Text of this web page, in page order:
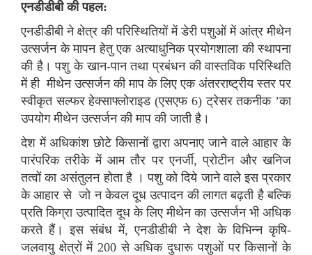
एनडीडीबी की पहल:
एनडीडीबी ने क्षेत्र की परिस्थितियों में डेरी पशुओं में आंत्र मीथेन
उत्सर्जन के मापन हेतु एक अत्याधुनिक प्रयोगशाला की स्थापना
की है। पशु के खान-पान तथा प्रबंधन की वास्तविक परिस्थिति
में ही मीथेन उत्सर्जन की माप के लिए एक अंतरराष्ट्रीय स्तर पर
स्वीकृत सल्फर हेक्साफ्लोराइड (एसएफ 6) ट्रेसर तकनीक ’का
उपयोग मीथेन उत्सर्जन की माप की जाती है।
देश में अधिकांश छोटे किसानों द्वारा अपनाए जाने वाले आहार के
पारंपरिक तरीके में आम तौर पर एनर्जी, प्रोटीन और खनिज
तत्वों का असंतुलन होता है । पशु को दिये जाने वाले इस प्रकार
के आहार से जो न केवल दूध उत्पादन की लागत बढ़ती है बल्कि
प्रति किग्रा उत्पादित दूध के लिए मीथेन का उत्सर्जन भी अधिक
करते हैं। इस संबंध में, एनडीडीबी ने देश के विभिन्न कृषि-
जलवायु क्षेत्रों में 200 से अधिक दुधारू पशुओं पर किसानों के